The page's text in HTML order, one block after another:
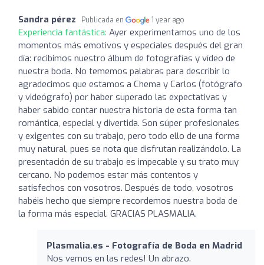
Sandra pérez Publicada en 1 year ago
Experiencia fantástica: Ayer experimentamos uno de los
momentos más emotivos y especiales después del gran
día: recibimos nuestro álbum de fotografías y vídeo de
nuestra boda. No tememos palabras para describir lo
agradecimos que estamos a Chema y Carlos (fotógrafo
y videógrafo) por haber superado las expectativas y
haber sabido contar nuestra historia de esta forma tan
romántica, especial y divertida. Son súper profesionales
y exigentes con su trabajo, pero todo ello de una forma
muy natural, pues se nota que disfrutan realizándolo. La
presentación de su trabajo es impecable y su trato muy
cercano. No podemos estar más contentos y
satisfechos con vosotros. Después de todo, vosotros
habéis hecho que siempre recordemos nuestra boda de
la forma más especial. GRACIAS PLASMALIA.
Plasmalia.es - Fotografía de Boda en Madrid
Nos vemos en las redes! Un abrazo.